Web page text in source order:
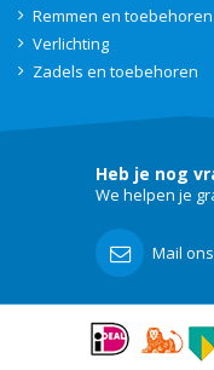
Remmen en toebehoren
Verlichting
Zadels en toebehoren
Heb je nog
We helpen je
Mail